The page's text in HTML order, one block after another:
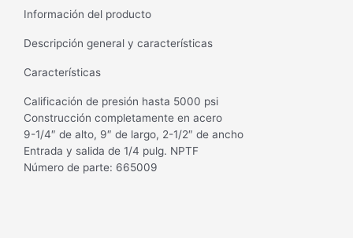
Información del producto
Descripción general y características
Características
Calificación de presión hasta 5000 psi
Construcción completamente en acero
9-1/4″ de alto, 9″ de largo, 2-1/2″ de ancho
Entrada y salida de 1/4 pulg. NPTF
Número de parte: 665009